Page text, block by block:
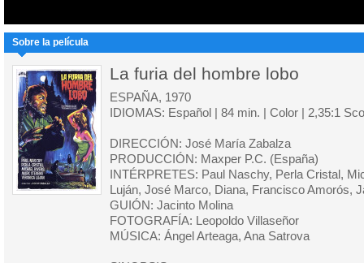
Sobre la película
La furia del hombre lobo
ESPAÑA, 1970
IDIOMAS: Español | 84 min. | Color | 2,35:1
DIRECCIÓN: José María Zabalza
PRODUCCIÓN: Maxper P.C. (España)
INTÉRPRETES: Paul Naschy, Perla Cristal,
Luján, José Marco, Diana, Francisco Amorós,
GUIÓN: Jacinto Molina
FOTOGRAFÍA: Leopoldo Villaseñor
MÚSICA: Ángel Arteaga, Ana Satrova